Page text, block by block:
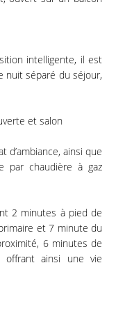
intelligente, il est
nuit séparé du séjour,
et salon
d’ambiance, ainsi que
par chaudière à gaz
2 minutes à pied de
et 7 minute du
6 minutes de
ainsi une vie